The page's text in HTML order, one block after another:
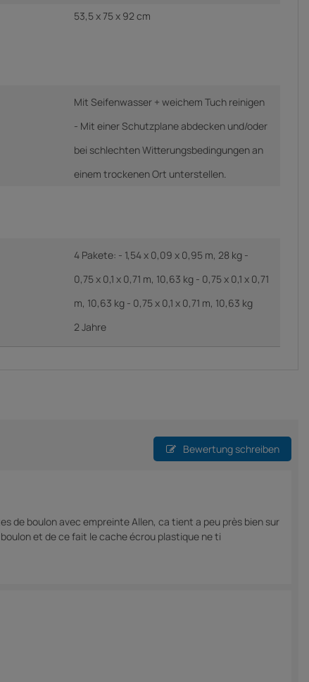
53,5 x 75 x 92 cm
Mit Seifenwasser + weichem Tuch reinigen
- Mit einer Schutzplane abdecken und/oder
bei schlechten Witterungsbedingungen an
einem trockenen Ort unterstellen.
4 Pakete: - 1,54 x 0,09 x 0,95 m, 28 kg -
0,75 x 0,1 x 0,71 m, 10,63 kg - 0,75 x 0,1 x 0,71
m, 10,63 kg - 0,75 x 0,1 x 0,71 m, 10,63 kg
2 Jahre
Bewertung schreiben
de boulon avec empreinte Allen, ca tient a peu près bien sur
et de ce fait le cache écrou plastique ne ti